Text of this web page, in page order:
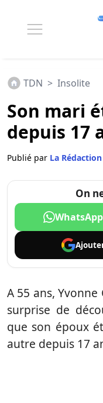
TDN > Insolite
Son mari
depuis 17
Publié par La Rédaction
On
WhatsApp
A 55 ans,
surprise de
que son époux
autre depuis 17